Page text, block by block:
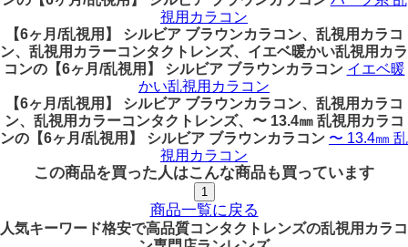
視用カラコン
【6ヶ月/乱視用】 シルビア ブラウンカラコン、乱視用カラコ
ン、乱視用カラーコンタクトレンズ、イエベ暖かい乱視用カラ
コンの【6ヶ月/乱視用】 シルビア ブラウンカラコン イエベ暖
かい乱視用カラコン
【6ヶ月/乱視用】 シルビア ブラウンカラコン、乱視用カラコ
ン、乱視用カラーコンタクトレンズ、〜 13.4㎜ 乱視用カラコ
ンの【6ヶ月/乱視用】 シルビア ブラウンカラコン 〜 13.4㎜ 乱
視用カラコン
この商品を買った人はこんな商品も買っています
1
商品一覧に戻る
人気キーワード格安で高品質コンタクトレンズの乱視用カラコ